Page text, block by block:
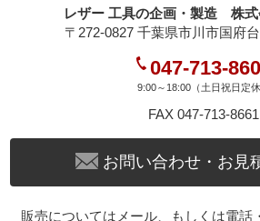
レザー 工具の企画・製造 株式
〒272-0827 千葉県市川市国府
047-713-
9:00～18:00（土日祝日定休
FAX 047-713-8661
お問い合わせ・お見
販売についてはメール、もしくは電話